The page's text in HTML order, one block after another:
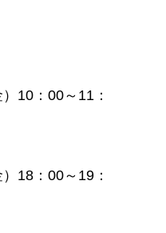
10：00～11：
18：00～19：